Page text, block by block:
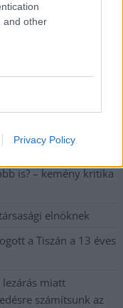
and other
Privacy Policy
és hírlevelünk a
hétről hétre
független államfőről
felkérését
is? – kemény kritika
elnöknek
a Tiszán a 13 éves
miatt
számítsunk az